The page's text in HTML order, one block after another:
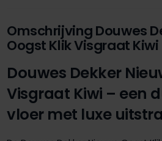
Omschrijving Douwes
Oogst Klik Visgraat Kiwi
Douwes Dekker
Visgraat Kiwi – een
vloer met luxe